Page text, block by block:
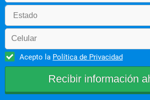
Acepto la Política de Privacidad